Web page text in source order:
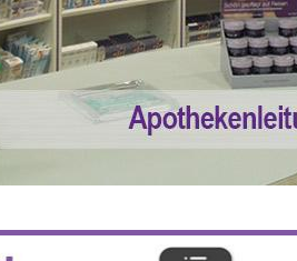
RABATT AUF
TREUEBONUS MIT